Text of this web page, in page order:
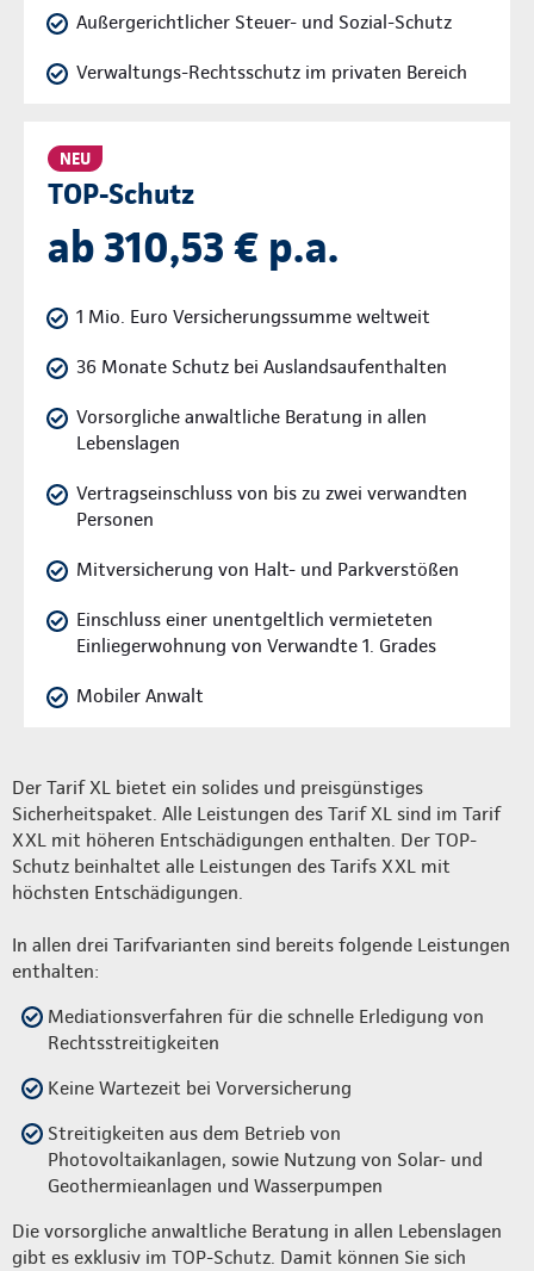
Außergerichtlicher Steuer- und Sozial-Schutz
Verwaltungs-Rechtsschutz im privaten Bereich
NEU
TOP-Schutz
ab 310,53 € p.a.
1 Mio. Euro Versicherungssumme weltweit
36 Monate Schutz bei Auslandsaufenthalten
Vorsorgliche anwaltliche Beratung in allen
Lebenslagen
Vertragseinschluss von bis zu zwei verwandten
Personen
Mitversicherung von Halt- und Parkverstößen
Einschluss einer unentgeltlich vermieteten
Einliegerwohnung von Verwandte 1. Grades
Mobiler Anwalt
Der Tarif XL bietet ein solides und preisgünstiges
Sicherheitspaket. Alle Leistungen des Tarif XL sind im Tarif
XXL mit höheren Entschädigungen enthalten. Der TOP-
Schutz beinhaltet alle Leistungen des Tarifs XXL mit
höchsten Entschädigungen.
In allen drei Tarifvarianten sind bereits folgende Leistungen
enthalten:
Mediationsverfahren für die schnelle Erledigung von
Rechtsstreitigkeiten
Keine Wartezeit bei Vorversicherung
Streitigkeiten aus dem Betrieb von
Photovoltaikanlagen, sowie Nutzung von Solar- und
Geothermieanlagen und Wasserpumpen
Die vorsorgliche anwaltliche Beratung in allen Lebenslagen
gibt es exklusiv im TOP-Schutz. Damit können Sie sich